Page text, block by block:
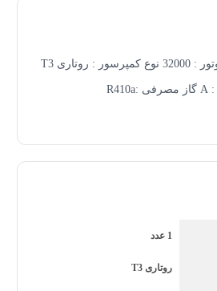
تعداد پنل : 1 عدد دور موتور : 32000 نوع کمپرسور : روتاری T3
1 عدد
روتاری T3